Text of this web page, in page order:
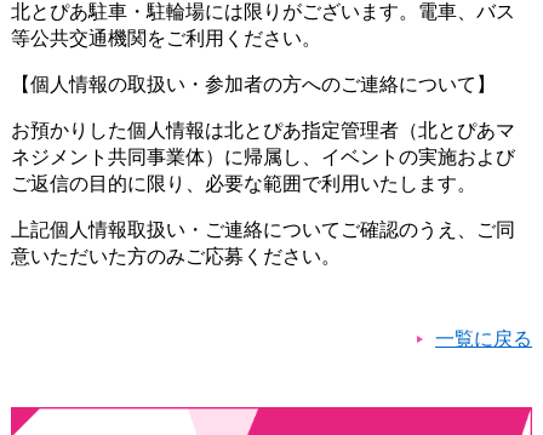
北とぴあ駐車・駐輪場には限りがございます。電車、バス
等公共交通機関をご利用ください。
【個人情報の取扱い・参加者の方へのご連絡について】
お預かりした個人情報は北とぴあ指定管理者（北とぴあマ
ネジメント共同事業体）に帰属し、イベントの実施および
ご返信の目的に限り、必要な範囲で利用いたします。
上記個人情報取扱い・ご連絡についてご確認のうえ、ご同
意いただいた方のみご応募ください。
一覧に戻る